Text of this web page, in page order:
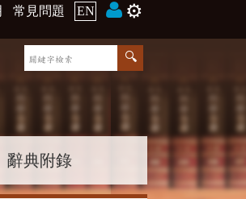
常見問題 EN ⚙️
辭典附錄